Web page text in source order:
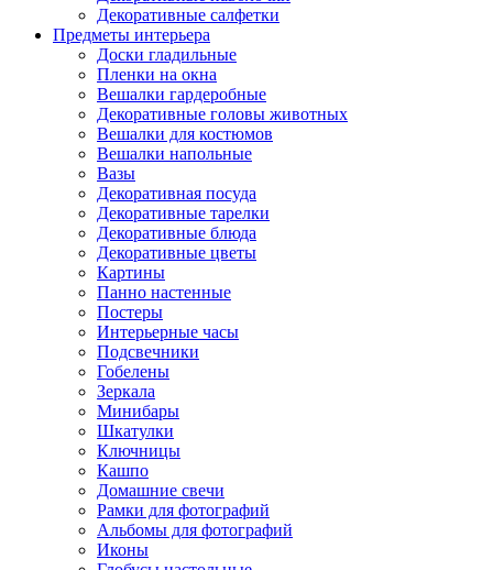
Декоративные салфетки
Предметы интерьера
Доски гладильные
Пленки на окна
Вешалки гардеробные
Декоративные головы животных
Вешалки для костюмов
Вешалки напольные
Вазы
Декоративная посуда
Декоративные тарелки
Декоративные блюда
Декоративные цветы
Картины
Панно настенные
Постеры
Интерьерные часы
Подсвечники
Гобелены
Зеркала
Минибары
Шкатулки
Ключницы
Кашпо
Домашние свечи
Рамки для фотографий
Альбомы для фотографий
Иконы